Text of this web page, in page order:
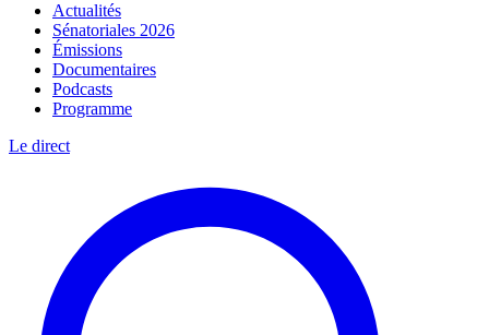
Actualités
Sénatoriales 2026
Émissions
Documentaires
Podcasts
Programme
Le direct